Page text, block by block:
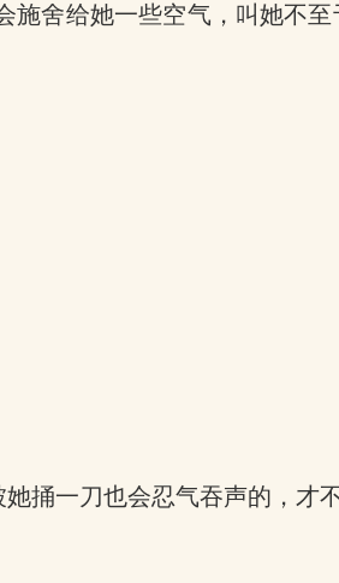
舍给她一些空气，叫她不
捅一刀也会忍气吞声的，才